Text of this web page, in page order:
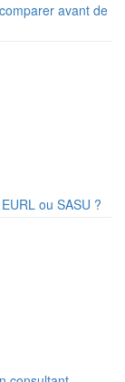
avant de
ou SASU ?